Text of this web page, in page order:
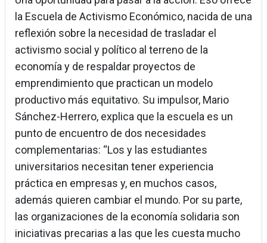
la Escuela de Activismo Económico, nacida de una
reflexión sobre la necesidad de trasladar el
activismo social y político al terreno de la
economía y de respaldar proyectos de
emprendimiento que practican un modelo
productivo más equitativo. Su impulsor, Mario
Sánchez-Herrero, explica que la escuela es un
punto de encuentro de dos necesidades
complementarias: “Los y las estudiantes
universitarios necesitan tener experiencia
práctica en empresas y, en muchos casos,
además quieren cambiar el mundo. Por su parte,
las organizaciones de la economía solidaria son
iniciativas precarias a las que les cuesta mucho